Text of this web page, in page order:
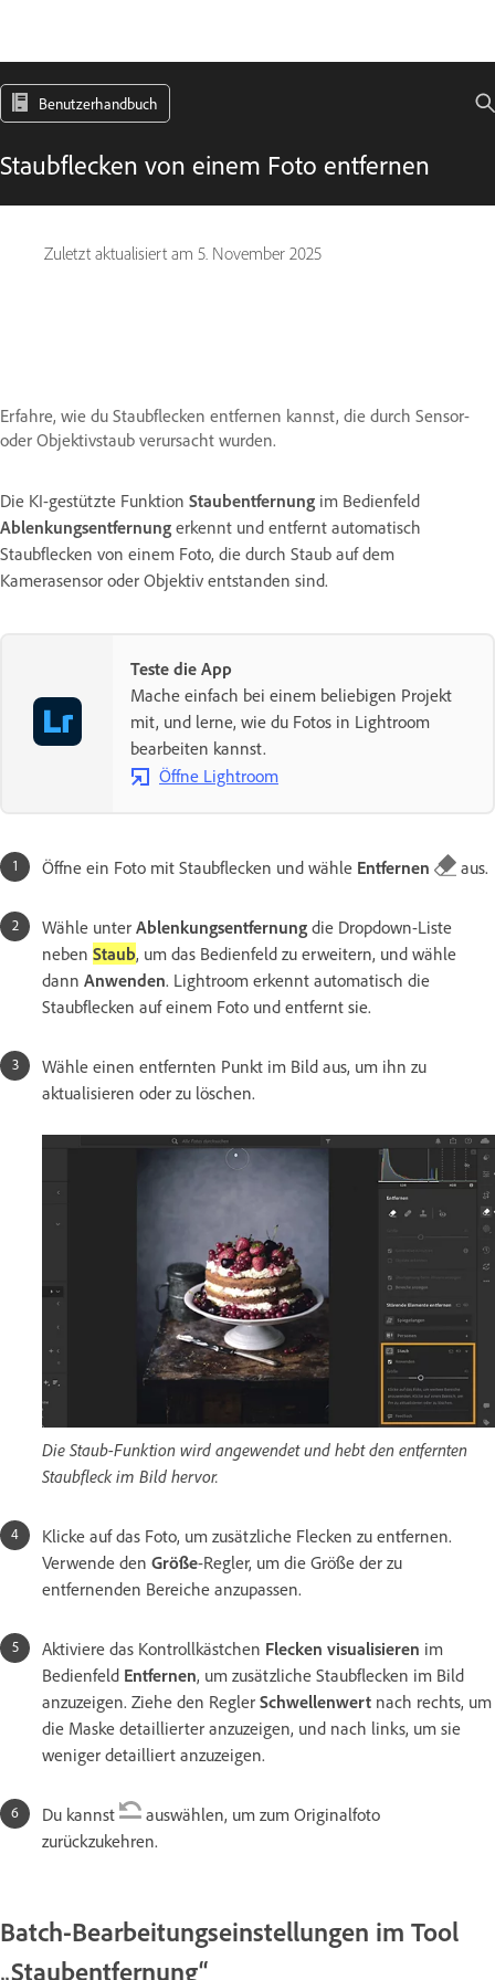
Benutzerhandbuch
Staubflecken von einem Foto entfernen
Zuletzt aktualisiert am 5. November 2025
Erfahre, wie du Staubflecken entfernen kannst, die durch Sensor-
oder Objektivstaub verursacht wurden.
Die KI-gestützte Funktion Staubentfernung im Bedienfeld
Ablenkungsentfernung erkennt und entfernt automatisch
Staubflecken von einem Foto, die durch Staub auf dem
Kamerasensor oder Objektiv entstanden sind.
Teste die App
Mache einfach bei einem beliebigen Projekt
mit, und lerne, wie du Fotos in Lightroom
bearbeiten kannst.
Öffne Lightroom
Öffne ein Foto mit Staubflecken und wähle Entfernen aus.
Wähle unter Ablenkungsentfernung die Dropdown-Liste
neben Staub, um das Bedienfeld zu erweitern, und wähle
dann Anwenden. Lightroom erkennt automatisch die
Staubflecken auf einem Foto und entfernt sie.
Wähle einen entfernten Punkt im Bild aus, um ihn zu
aktualisieren oder zu löschen.
Die Staub-Funktion wird angewendet und hebt den entfernten
Staubfleck im Bild hervor.
Klicke auf das Foto, um zusätzliche Flecken zu entfernen.
Verwende den Größe-Regler, um die Größe der zu
entfernenden Bereiche anzupassen.
Aktiviere das Kontrollkästchen Flecken visualisieren im
Bedienfeld Entfernen, um zusätzliche Staubflecken im Bild
anzuzeigen. Ziehe den Regler Schwellenwert nach rechts, um
die Maske detaillierter anzuzeigen, und nach links, um sie
weniger detailliert anzuzeigen.
Du kannst
auswählen, um zum Originalfoto
zurückzukehren.
Batch-Bearbeitungseinstellungen im Tool
„Staubentfernung“